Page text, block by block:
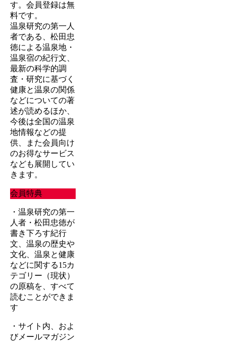
す。会員登録は無
料です。
温泉研究の第一人
者である、松田忠
徳による温泉地・
温泉宿の紀行文、
最新の科学的調
査・研究に基づく
健康と温泉の関係
などについての著
述が読めるほか、
今後は全国の温泉
地情報などの提
供、また会員向け
のお得なサービス
なども展開してい
きます。
会員特典
・温泉研究の第一
人者・松田忠徳が
書き下ろす紀行
文、温泉の歴史や
文化、温泉と健康
などに関する15カ
テゴリー（現状）
の原稿を、すべて
読むことができま
す
・サイト内、およ
びメールマガジン